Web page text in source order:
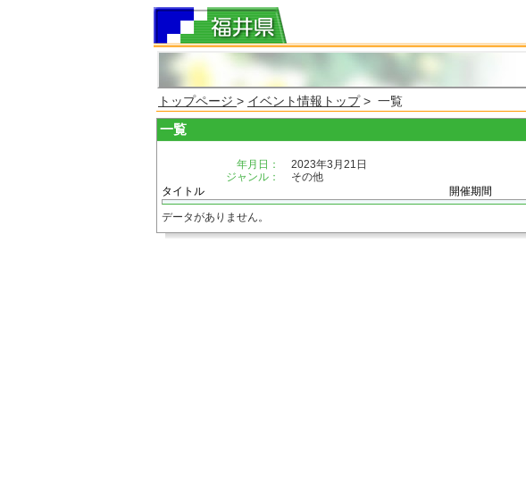
トップページ > イベント情報トップ> 一覧
一覧
年月日：
2023年3月21日
ジャンル：
その他
タイトル
開催期間
データがありません。